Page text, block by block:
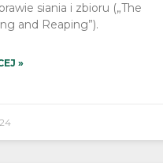
siania i zbioru („The
and Reaping”).
»